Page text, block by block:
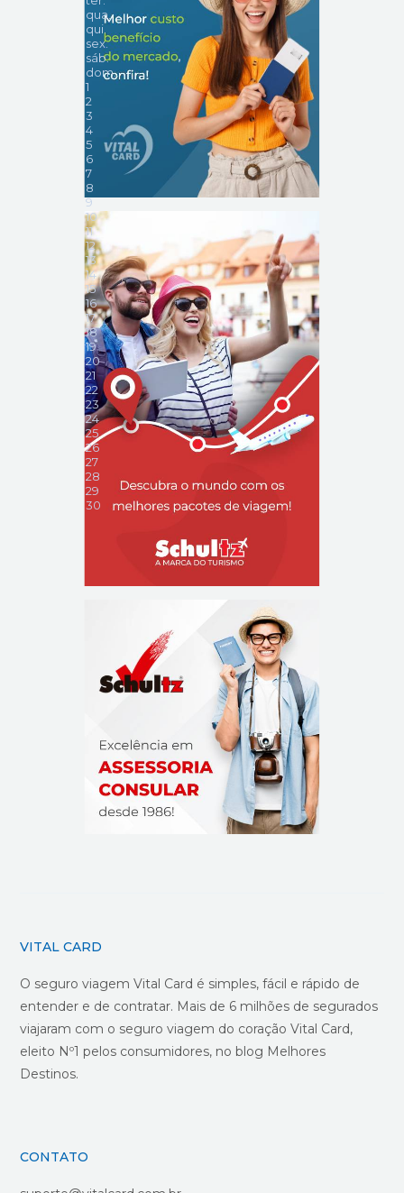
VITAL CARD
O seguro viagem Vital Card é simples, fácil e rápido de
entender e de contratar. Mais de 6 milhões de segurados
viajaram com o seguro viagem do coração Vital Card,
eleito Nº1 pelos consumidores, no blog Melhores
Destinos.
CONTATO